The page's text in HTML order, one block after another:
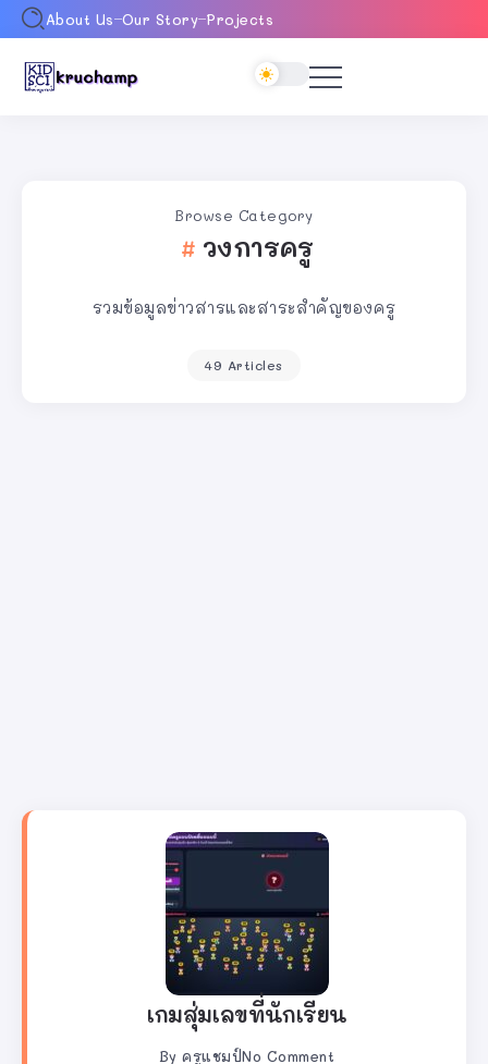
About Us Our Story Projects
Browse Category
วงการครู
รวมข้อมูลข่าวสารและสาระสำคัญของครู
49 Articles
เกมสุ่มเลขที่นักเรียน
By ครูแชมป์No Comment